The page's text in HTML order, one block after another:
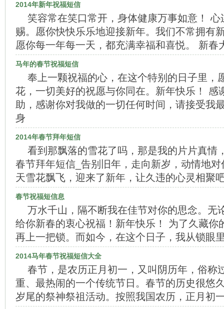
2014年新年祝福短信
笑容常在笑口常开，身体健康万事如意！
赐。愿你快快乐乐地迎接新年。我们不常拥有
愿你每一年每一天，都充满幸福和喜悦。 新春
马年的春节祝福短信
奉上一颗祝福的心，在这个特别的日子里，
花，一切美好的祝愿与你同在。新年快乐！ 感
助，感谢你对我做的一切任何时间，请接受我
身
2014年春节拜年短信
看到那飘落的雪花了吗，那是我的片片真情
春节拜年短信_告别旧年，走向新岁，动情地
天雪花飘飞，迎来了新年，让久违的心灵相聚
春节祝福短信息
万水千山，隔不断我在佳节对你的思念。无
给你新春的衷心祝福！新年快乐！ 为了久藏你
再上一把锁。而如今，在这个日子，我从锁眼
2014马年春节祝福短信大全
春节，是农历正月初一，又叫阴历年，俗称
重、最热闹的一个传统节日。春节的历史很悠
岁尾的祭神祭祖活动。按照我国农历，正月初